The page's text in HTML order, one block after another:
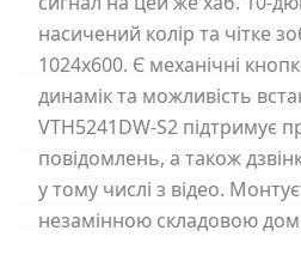
насичений колір та чітке
1024x600. Є механічні
динамік та можливість
VTH5241DW-S2 підтримує
повідомлень, а також
у тому числі з відео.
незамінною складовою